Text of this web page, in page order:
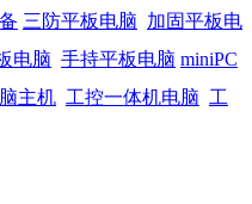
三防平板电脑 加固平板电
电脑 手持平板电脑 miniPC
主机 工控一体机电脑 工